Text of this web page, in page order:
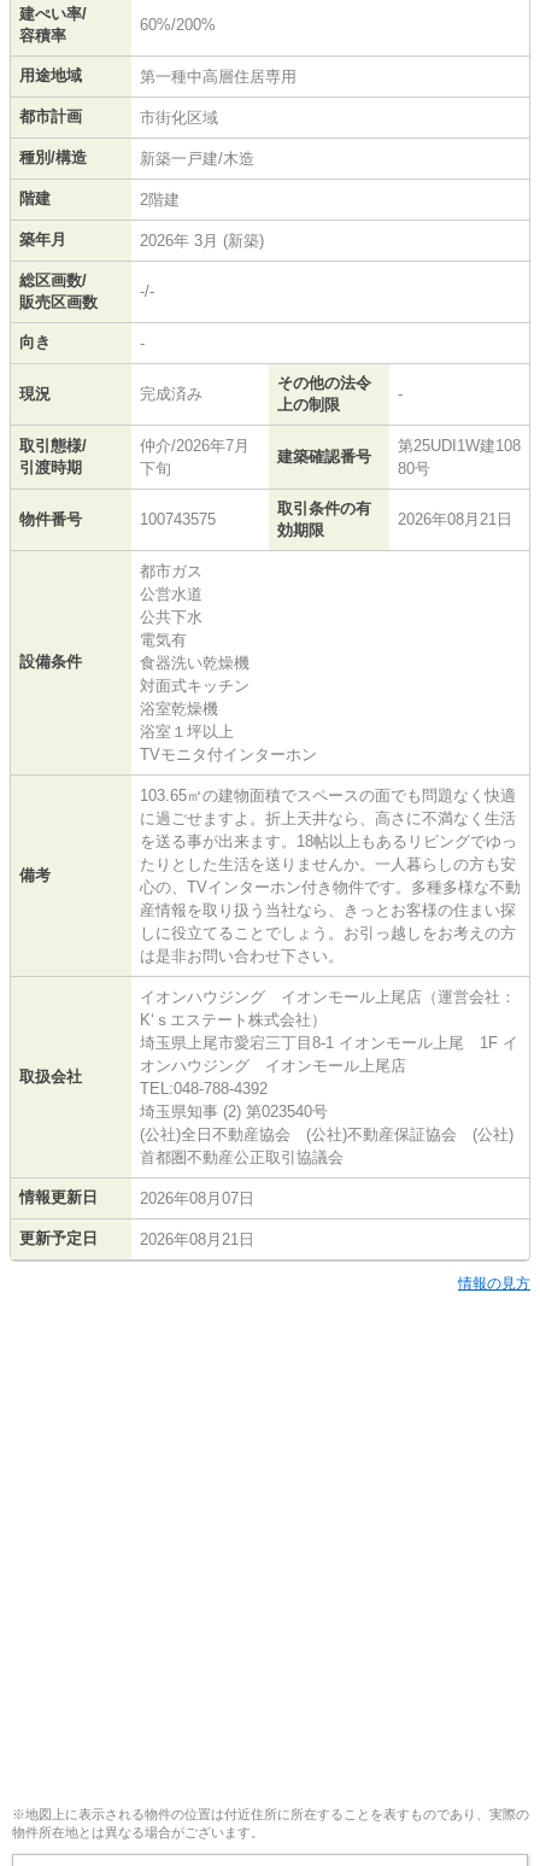
建ぺい率/
容積率
60%/200%
用途地域 第一種中高層住居専用
都市計画 市街化区域
種別/構造 新築一戸建/木造
階建 2階建
築年月 2026年 3月 (新築)
総区画数/
販売区画数
-/-
向き -
現況 完成済み
その他の法令
上の制限
-
取引態様/
引渡時期
仲介/2026年7月
下旬
建築確認番号
第25UDI1W建108
80号
物件番号 100743575
取引条件の有
効期限
2026年08月21日
設備条件
都市ガス
公営水道
公共下水
電気有
食器洗い乾燥機
対面式キッチン
浴室乾燥機
浴室１坪以上
TVモニタ付インターホン
備考
103.65㎡の建物面積でスペースの面でも問題なく快適
に過ごせますよ。折上天井なら、高さに不満なく生活
を送る事が出来ます。18帖以上もあるリビングでゆっ
たりとした生活を送りませんか。一人暮らしの方も安
心の、TVインターホン付き物件です。多種多様な不動
産情報を取り扱う当社なら、きっとお客様の住まい探
しに役立てることでしょう。お引っ越しをお考えの方
は是非お問い合わせ下さい。
取扱会社
イオンハウジング イオンモール上尾店（運営会社：
K‘ｓエステート株式会社）
埼玉県上尾市愛宕三丁目8-1 イオンモール上尾 1F イ
オンハウジング イオンモール上尾店
TEL:048-788-4392
埼玉県知事 (2) 第023540号
(公社)全日不動産協会 (公社)不動産保証協会 (公社)
首都圏不動産公正取引協議会
情報更新日 2026年08月07日
更新予定日 2026年08月21日
情報の見方
※地図上に表示される物件の位置は付近住所に所在することを表すものであり、実際の
物件所在地とは異なる場合がございます。